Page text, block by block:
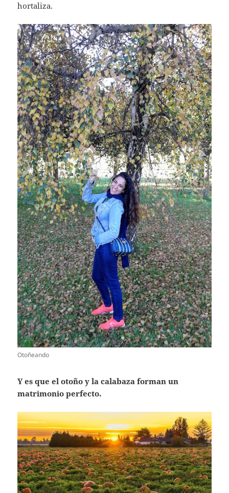
hortaliza.
Otoñeando
Y es que el otoño y la calabaza forman un
matrimonio perfecto.